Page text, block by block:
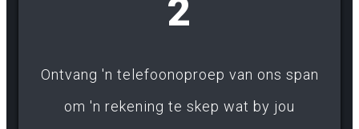
2
Ontvang 'n telefoonoproep van ons span
om 'n rekening te skep wat by jou